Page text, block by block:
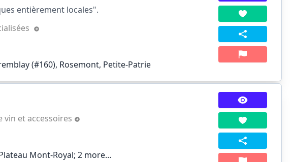
entièrement locales".
(#160), Rosemont, Petite-Patrie
vin et accessoires
Mont-Royal; 2 more…